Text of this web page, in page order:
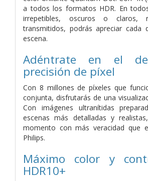
a todos los formatos HDR. En
irrepetibles, oscuros o claros,
transmitidos, podrás apreciar cada
escena.
Adéntrate en el
precisión de píxel
Con 8 millones de píxeles que
conjunta, disfrutarás de una
Con imágenes ultranítidas
escenas más detalladas y
momento con más veracidad que
Philips.
Máximo color y
HDR10+